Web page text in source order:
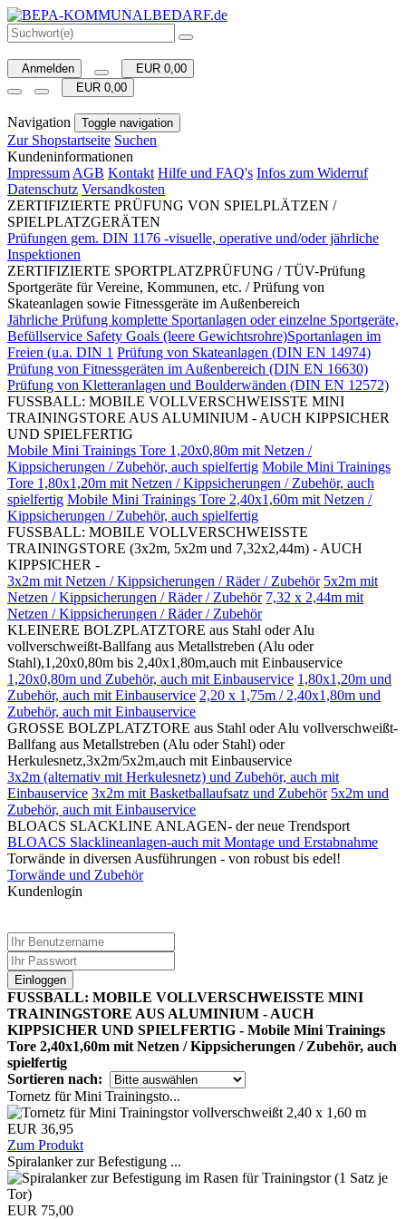
Anmelden
EUR 0,00
EUR 0,00
Navigation Toggle navigation
Zur Shopstartseite Suchen
Kundeninformationen
Impressum AGB Kontakt Hilfe und FAQ's Infos zum Widerruf
Datenschutz Versandkosten
ZERTIFIZIERTE PRÜFUNG VON SPIELPLÄTZEN /
SPIELPLATZGERÄTEN
Prüfungen gem. DIN 1176 -visuelle, operative und/oder jährliche
Inspektionen
ZERTIFIZIERTE SPORTPLATZPRÜFUNG / TÜV-Prüfung
Sportgeräte für Vereine, Kommunen, etc. / Prüfung von
Skateanlagen sowie Fitnessgeräte im Außenbereich
Jährliche Prüfung komplette Sportanlagen oder einzelne Sportgeräte,
Befüllservice Safety Goals (leere Gewichtsrohre)Sportanlagen im
Freien (u.a. DIN 1 Prüfung von Skateanlagen (DIN EN 14974)
Prüfung von Fitnessgeräten im Außenbereich (DIN EN 16630)
Prüfung von Kletteranlagen und Boulderwänden (DIN EN 12572)
FUSSBALL: MOBILE VOLLVERSCHWEISSTE MINI
TRAININGSTORE AUS ALUMINIUM - AUCH KIPPSICHER
UND SPIELFERTIG
Mobile Mini Trainings Tore 1,20x0,80m mit Netzen /
Kippsicherungen / Zubehör, auch spielfertig Mobile Mini Trainings
Tore 1,80x1,20m mit Netzen / Kippsicherungen / Zubehör, auch
spielfertig Mobile Mini Trainings Tore 2,40x1,60m mit Netzen /
Kippsicherungen / Zubehör, auch spielfertig
FUSSBALL: MOBILE VOLLVERSCHWEISSTE
TRAININGSTORE (3x2m, 5x2m und 7,32x2,44m) - AUCH
KIPPSICHER -
3x2m mit Netzen / Kippsicherungen / Räder / Zubehör 5x2m mit
Netzen / Kippsicherungen / Räder / Zubehör 7,32 x 2,44m mit
Netzen / Kippsicherungen / Räder / Zubehör
KLEINERE BOLZPLATZTORE aus Stahl oder Alu
vollverschweißt-Ballfang aus Metallstreben (Alu oder
Stahl),1,20x0,80m bis 2,40x1,80m,auch mit Einbauservice
1,20x0,80m und Zubehör, auch mit Einbauservice 1,80x1,20m und
Zubehör, auch mit Einbauservice 2,20 x 1,75m / 2,40x1,80m und
Zubehör, auch mit Einbauservice
GROSSE BOLZPLATZTORE aus Stahl oder Alu vollverschweißt-
Ballfang aus Metallstreben (Alu oder Stahl) oder
Herkulesnetz,3x2m/5x2m,auch mit Einbauservice
3x2m (alternativ mit Herkulesnetz) und Zubehör, auch mit
Einbauservice 3x2m mit Basketballaufsatz und Zubehör 5x2m und
Zubehör, auch mit Einbauservice
BLOACS SLACKLINE ANLAGEN- der neue Trendsport
BLOACS Slacklineanlagen-auch mit Montage und Erstabnahme
Torwände in diversen Ausführungen - von robust bis edel!
Torwände und Zubehör
Kundenlogin
Einloggen
FUSSBALL: MOBILE VOLLVERSCHWEISSTE MINI
TRAININGSTORE AUS ALUMINIUM - AUCH
KIPPSICHER UND SPIELFERTIG - Mobile Mini Trainings
Tore 2,40x1,60m mit Netzen / Kippsicherungen / Zubehör, auch
spielfertig
Sortieren nach:
Tornetz für Mini Trainingsto...
EUR 36,95
Zum Produkt
Spiralanker zur Befestigung ...
EUR 75,00